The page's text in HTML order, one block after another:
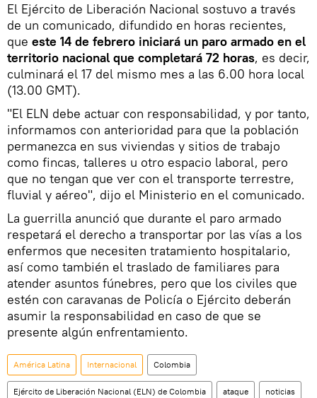
El Ejército de Liberación Nacional sostuvo a través
de un comunicado, difundido en horas recientes,
que este 14 de febrero iniciará un paro armado en el
territorio nacional que completará 72 horas, es decir,
culminará el 17 del mismo mes a las 6.00 hora local
(13.00 GMT).
"El ELN debe actuar con responsabilidad, y por tanto,
informamos con anterioridad para que la población
permanezca en sus viviendas y sitios de trabajo
como fincas, talleres u otro espacio laboral, pero
que no tengan que ver con el transporte terrestre,
fluvial y aéreo", dijo el Ministerio en el comunicado.
La guerrilla anunció que durante el paro armado
respetará el derecho a transportar por las vías a los
enfermos que necesiten tratamiento hospitalario,
así como también el traslado de familiares para
atender asuntos fúnebres, pero que los civiles que
estén con caravanas de Policía o Ejército deberán
asumir la responsabilidad en caso de que se
presente algún enfrentamiento.
América Latina Internacional Colombia
Ejército de Liberación Nacional (ELN) de Colombia ataque noticias